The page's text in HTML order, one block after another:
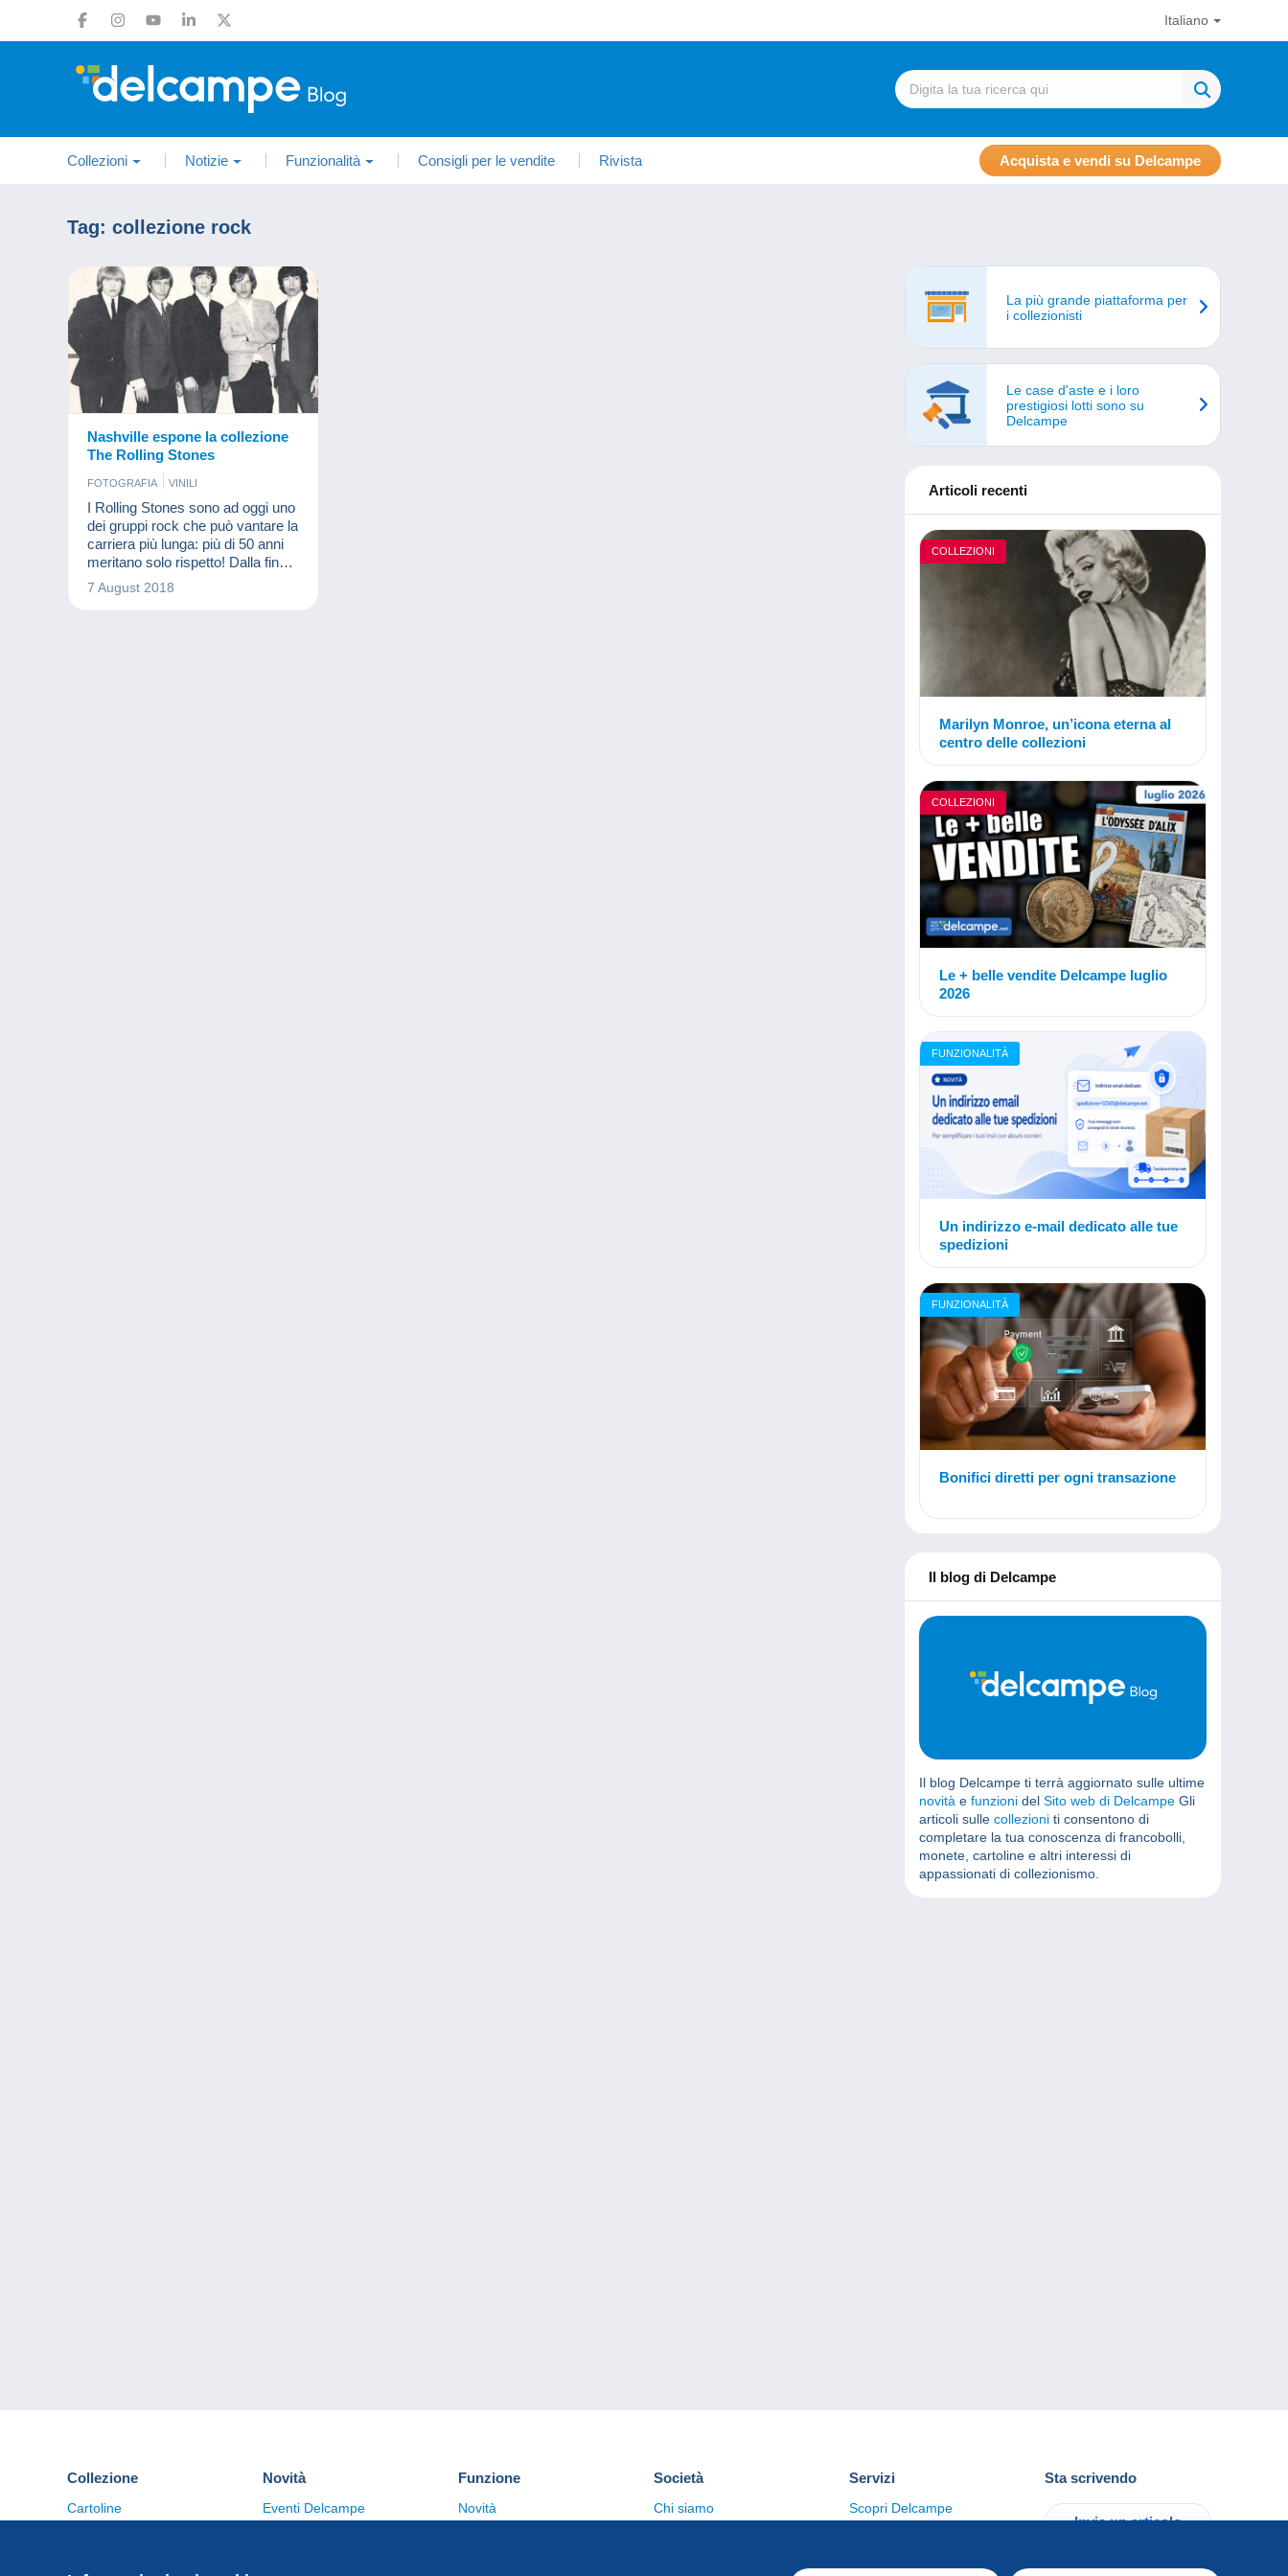
Italiano
Collezioni Notizie Funzionalità Consigli per le vendite Rivista Acquista e vendi su Delcampe
Tag: collezione rock
Nashville espone la collezione
The Rolling Stones
FOTOGRAFIA VINILI
I Rolling Stones sono ad oggi uno
dei gruppi rock che può vantare la
carriera più lunga: più di 50 anni
meritano solo rispetto! Dalla fine
del mese di marzo, la città di
Nashville ospita una mostra
7 August 2018
La più grande piattaforma per
i collezionisti
Le case d'aste e i loro
prestigiosi lotti sono su
Delcampe
Articoli recenti
COLLEZIONI
Marilyn Monroe, un’icona eterna al
centro delle collezioni
COLLEZIONI
Le + belle vendite Delcampe luglio
2026
FUNZIONALITÀ
Un indirizzo e-mail dedicato alle tue
spedizioni
FUNZIONALITÀ
Bonifici diretti per ogni transazione
Il blog di Delcampe
Il blog Delcampe ti terrà aggiornato sulle ultime
novità e funzioni del Sito web di Delcampe Gli
articoli sulle collezioni ti consentono di
completare la tua conoscenza di francobolli,
monete, cartoline e altri interessi di
appassionati di collezionismo.
Collezione
Cartoline
Novità
Eventi Delcampe
Funzione
Novità
Società
Chi siamo
Servizi
Scopri Delcampe
Sta scrivendo
Invia un articolo